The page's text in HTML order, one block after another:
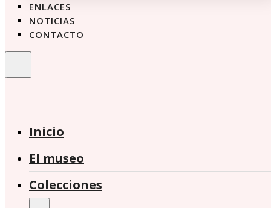
ENLACES
NOTICIAS
CONTACTO
Inicio
El museo
Colecciones